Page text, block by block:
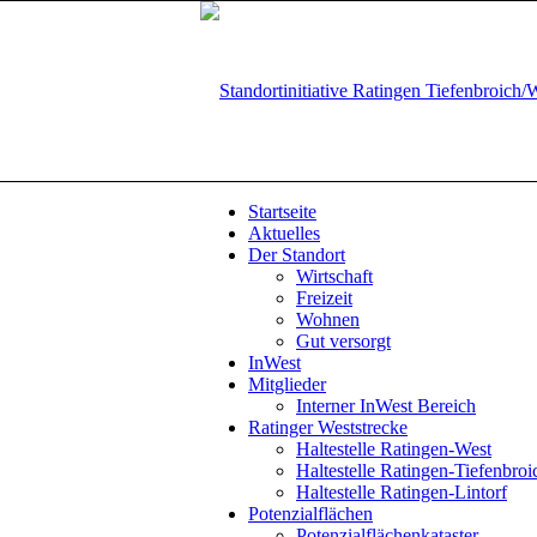
Startseite
Aktuelles
Der Standort
Wirtschaft
Freizeit
Wohnen
Gut versorgt
InWest
Mitglieder
Interner InWest Bereich
Ratinger Weststrecke
Haltestelle Ratingen-West
Haltestelle Ratingen-
Haltestelle Ratingen-Lintorf
Potenzialflächen